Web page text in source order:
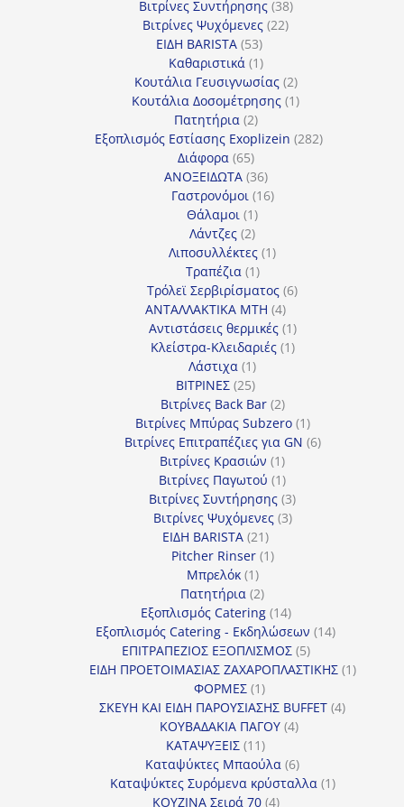
προϊόντα
Βιτρίνες Συντήρησης 3838
προϊόντα
Βιτρίνες Ψυχόμενες 2222
ΕΙΔΗ BARISTA 5353
προϊόντα
Καθαριστικά 11
προϊόν
Κουτάλια Γευσιγνωσίας 22
προϊόντα
Κουτάλια Δοσομέτρησης 11
Πατητήρια 22
προϊόντα
Εξοπλισμός Εστίασης Exoplizein 282282
Διάφορα 6565
προϊόντα
ΑΝΟΞΕΙΔΩΤΑ 3636
προϊόντα
Γαστρονόμοι 1616
Θάλαμοι 11
προϊόν
Λάντζες 22
προϊόντα
Λιποσυλλέκτες 11
Τραπέζια 11
προϊόν
Τρόλεϊ Σερβιρίσματος 66
ΑΝΤΑΛΛΑΚΤΙΚΑ MTH 44
προϊόντα
Αντιστάσεις θερμικές 11
προϊόν
Κλείστρα-Κλειδαριές 11
Λάστιχα 11
προϊόν
ΒΙΤΡΙΝΕΣ 2525
προϊόντα
Βιτρίνες Back Bar 22
προϊόντα
Βιτρίνες Mπύρας Subzero 11
προϊόν
Βιτρίνες Επιτραπέζιες για GN 66
Βιτρίνες Κρασιών 11
προϊόν
Βιτρίνες Παγωτού 11
προϊόν
Βιτρίνες Συντήρησης 33
προϊόντα
Βιτρίνες Ψυχόμενες 33
ΕΙΔΗ BARISTA 2121
προϊόντα
Pitcher Rinser 11
Μπρελόκ 11
προϊόν
Πατητήρια 22
προϊόντα
Εξοπλισμός Catering 1414
προϊόντα
Εξοπλισμός Catering - Εκδηλώσεων 1414
ΕΠΙΤΡΑΠΕΖΙΟΣ ΕΞΟΠΛΙΣΜΟΣ 55
προϊόντα
ΕΙΔΗ ΠΡΟΕΤΟΙΜΑΣΙΑΣ ΖΑΧΑΡΟΠΛΑΣΤΙΚΗΣ 11
ΦΟΡΜΕΣ 11
προϊόν
ΣΚΕΥΗ ΚΑΙ ΕΙΔΗ ΠΑΡΟΥΣΙΑΣΗΣ BUFFET 44
ΚΟΥΒΑΔΑΚΙΑ ΠΑΓΟΥ 44
ΚΑΤΑΨΥΞΕΙΣ 1111
προϊόντα
Καταψύκτες Μπαούλα 66
προϊόντα
Καταψύκτες Συρόμενα κρύσταλλα 11
ΚΟΥΖΙΝΑ Σειρά 70 44